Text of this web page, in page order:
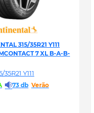
315/35R21 Y111
7 XL B-A-B-
35R21 Y111
73 db Verão